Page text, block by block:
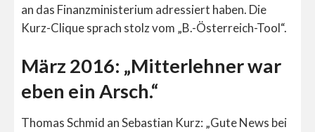
an das Finanzministerium adressiert haben. Die
Kurz-Clique sprach stolz vom „B.-Österreich-Tool“.
März 2016: „Mitterlehner war
eben ein Arsch.“
Thomas Schmid an Sebastian Kurz: „Gute News bei